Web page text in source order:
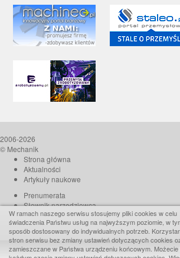
2006-2026
© Mechanik
Strona główna
Aktualności
Artykuły naukowe
Prenumerata
Słownik narzędziowca
O czasopiśmie
Reklama
Kontakt
W ramach naszego serwisu stosujemy pliki cookies w celu
świadczenia Państwu usług na najwyższym poziomie, w
sposób dostosowany do indywidualnych potrzeb.
stron serwisu bez zmiany ustawień dotyczących cookies
zamieszczane w Państwa urządzeniu końcowym. Możecie